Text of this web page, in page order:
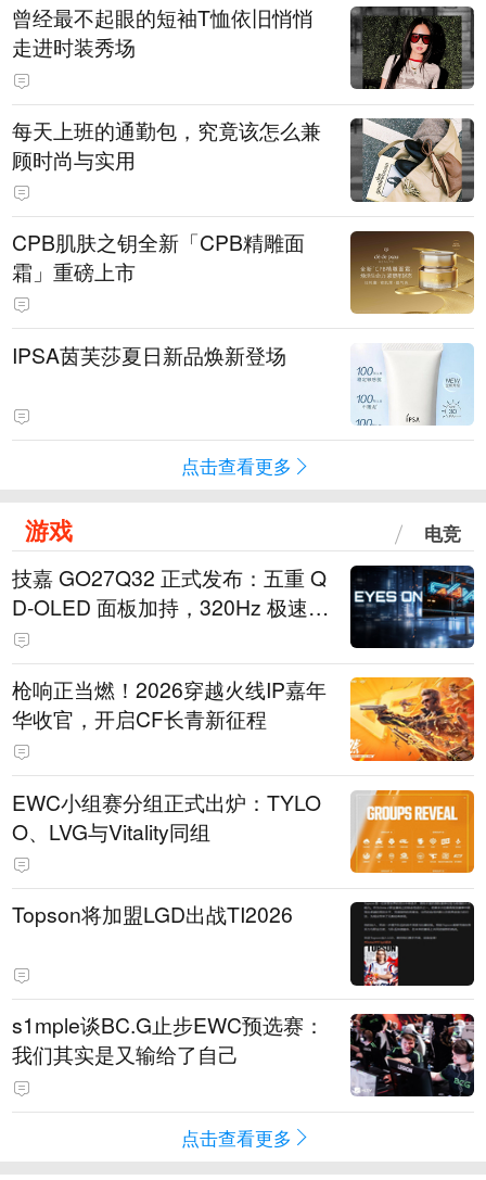
曾经最不起眼的短袖T恤依旧悄悄
走进时装秀场
每天上班的通勤包，究竟该怎么兼
顾时尚与实用
CPB肌肤之钥全新「CPB精雕面
霜」重磅上市
IPSA茵芙莎夏日新品焕新登场
点击查看更多
游戏 电竞
技嘉 GO27Q32 正式发布：五重 Q
D-OLED 面板加持，320Hz 极速与
影院级画面兼得
枪响正当燃！2026穿越火线IP嘉年
华收官，开启CF长青新征程
EWC小组赛分组正式出炉：TYLO
O、LVG与Vitality同组
Topson将加盟LGD出战TI2026
s1mple谈BC.G止步EWC预选赛：
我们其实是又输给了自己
点击查看更多